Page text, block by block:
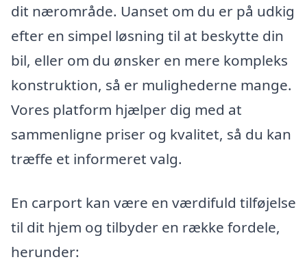
dit nærområde. Uanset om du er på udkig
efter en simpel løsning til at beskytte din
bil, eller om du ønsker en mere kompleks
konstruktion, så er mulighederne mange.
Vores platform hjælper dig med at
sammenligne priser og kvalitet, så du kan
træffe et informeret valg.
En carport kan være en værdifuld tilføjelse
til dit hjem og tilbyder en række fordele,
herunder: